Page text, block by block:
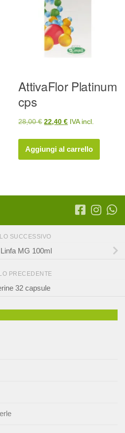
AttivaFlor Platinum
cps
28,00€ Il
originale
era:
22,40€Il
attuale
è:
IVA incl.
Aggiungi al carrello
SUCCESSIVO
MG 100ml
PRECEDENTE
32 capsule